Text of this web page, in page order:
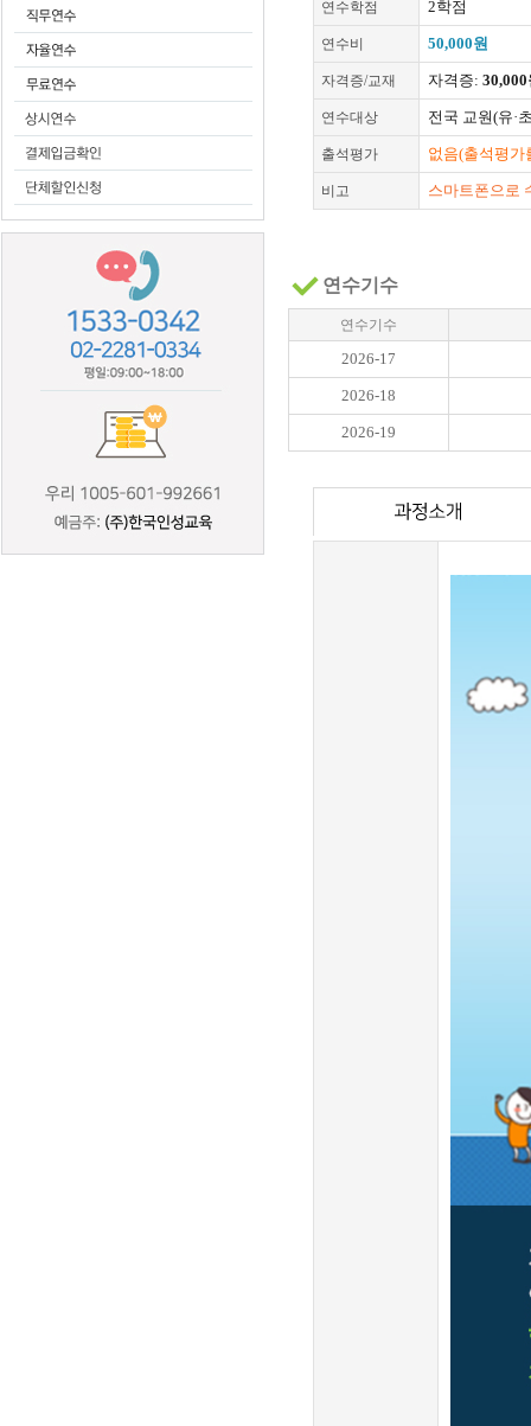
연수학점 2학점
연수비 50,000원
자격증/교재 자격증: 30,000
연수대상 전국 교원(유·
출석평가 없음(출석평가
비고 스마트폰으로
연수기수
연수기수
2026-17
2026-18
2026-19